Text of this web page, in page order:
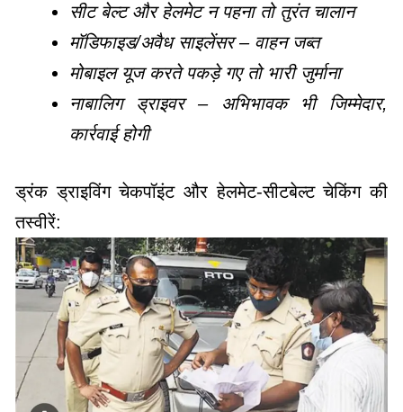
सीट बेल्ट और हेलमेट न पहना तो तुरंत चालान
मॉडिफाइड/अवैध साइलेंसर – वाहन जब्त
मोबाइल यूज करते पकड़े गए तो भारी जुर्माना
नाबालिग ड्राइवर – अभिभावक भी जिम्मेदार,
कार्रवाई होगी
ड्रंक ड्राइविंग चेकपॉइंट और हेलमेट-सीटबेल्ट चेकिंग की
तस्वीरें: